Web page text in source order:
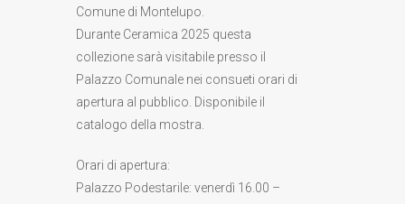
Comune di Montelupo.
Durante Ceramica 2025 questa
collezione sarà visitabile presso il
Palazzo Comunale nei consueti orari di
apertura al pubblico. Disponibile il
catalogo della mostra.
Orari di apertura:
Palazzo Podestarile: venerdì 16.00 –